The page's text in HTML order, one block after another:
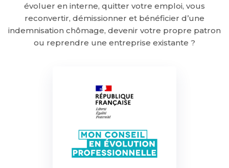
évoluer en interne, quitter votre emploi, vous
reconvertir, démissionner et bénéficier d’une
indemnisation chômage, devenir votre propre patron
ou reprendre une entreprise existante ?